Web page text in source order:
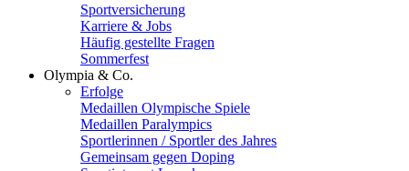
Sportversicherung
Karriere & Jobs
Häufig gestellte Fragen
Sommerfest
Olympia & Co.
Erfolge
Medaillen Olympische Spiele
Medaillen Paralympics
Sportlerinnen / Sportler des Jahres
Gemeinsam gegen Doping